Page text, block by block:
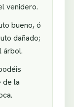
venidero.
bueno, ó
dañado;
árbol.
de la